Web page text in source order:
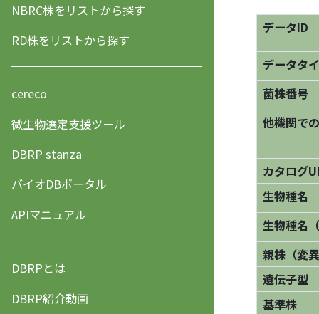
NBRC株をリストから探す
RD株をリストから探す
cereco
微生物選定支援ツール
DBRP stanza
バイオDBポータル
APIマニュアル
DBRPとは
DBRP紹介動画
データID
データタ
菌株番号
他機関で
カタログ
生物種名
生物種名
親株（変
遺伝子型
基準株